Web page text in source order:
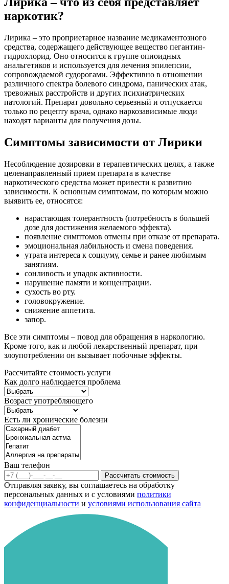
наркотик?
Лирика – это проприетарное название медикаментозного
средства, содержащего действующее вещество пегантин-
гидрохлорид. Оно относится к группе опиоидных
анальгетиков и используется для лечения эпилепсии,
сопровождаемой судорогами. Эффективно в отношении
различного спектра болевого синдрома, панических атак,
тревожных расстройств и других психиатрических
патологий. Препарат довольно серьезный и отпускается
только по рецепту врача, однако наркозависимые люди
находят варианты для получения дозы.
Симптомы зависимости от Лирики
Несоблюдение дозировки в терапевтических целях, а также
целенаправленный прием препарата в качестве
наркотического средства может привести к развитию
зависимости. К основным симптомам, по которым можно
выявить ее, относятся:
нарастающая толерантность (потребность в большей
дозе для достижения желаемого эффекта).
появление симптомов отмены при отказе от препарата.
эмоциональная лабильность и смена поведения.
утрата интереса к социуму, семье и ранее любимым
занятиям.
сонливость и упадок активности.
нарушение памяти и концентрации.
сухость во рту.
головокружение.
снижение аппетита.
запор.
Все эти симптомы – повод для обращения в наркологию.
Кроме того, как и любой лекарственный препарат, при
злоупотреблении он вызывает побочные эффекты.
Рассчитайте стоимость услуги
Как долго наблюдается проблема
Возраст употребляющего
Есть ли хронические болезни
Ваш телефон
Рассчитать стоимость
Отправляя заявку, вы соглашаетесь на обработку
персональных данных и с условиями политики
конфиденциальности и условиями использования сайта